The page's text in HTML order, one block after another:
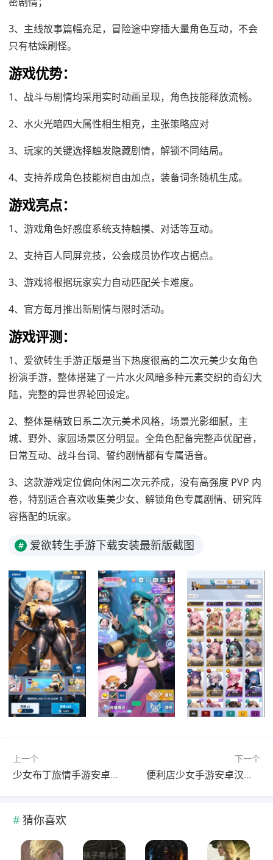
3、主线故事篇幅充足，冒险途中穿插大量角色互动，不会
只有枯燥刷怪。
游戏优势：
1、战斗与剧情均采用实时动画呈现，角色技能释放流畅。
2、水火光暗四大属性相生相克，主张策略应对
3、玩家的关键选择触发隐藏剧情，解锁不同结局。
4、支持养成角色技能树自由加点，装备词条随机生成。
游戏亮点：
1、游戏角色好感度系统支持触摸、对话等互动。
2、支持百人同屏竞技，公会成员协作攻占据点。
3、游戏将根据玩家实力自动匹配关卡难度。
4、官方每月推出新剧情与限时活动。
游戏评测：
1、爱欲转生手游正版是当下热度很高的二次元美少女角色
扮演手游，整体搭建了一片水火风暗多种元素交织的奇幻大
陆，完整的异世界轮回设定。
2、整体是精致日系二次元美术风格，场景光影细腻，主
城、野外、家园场景区分明显。全角色配备完整声优配音，
日常互动、战斗台词、誓约剧情都有专属语音。
3、这款游戏定位偏向休闲二次元养成，没有高强度 PVP 内
卷，特别适合喜欢收集美少女、解锁角色专属剧情、研究阵
容搭配的玩家。
# 爱欲转生手游下载安装最新版截图
上一个
少女布丁旅情手游安卓最新版
下一个
便利店少女手游安卓汉化版
猜你喜欢